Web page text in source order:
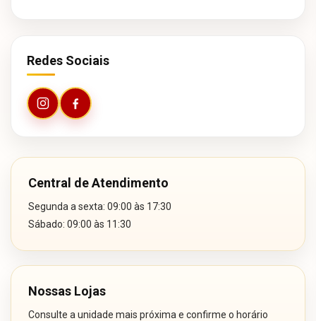
Redes Sociais
Central de Atendimento
Segunda a sexta: 09:00 às 17:30
Sábado: 09:00 às 11:30
Nossas Lojas
Consulte a unidade mais próxima e confirme o horário